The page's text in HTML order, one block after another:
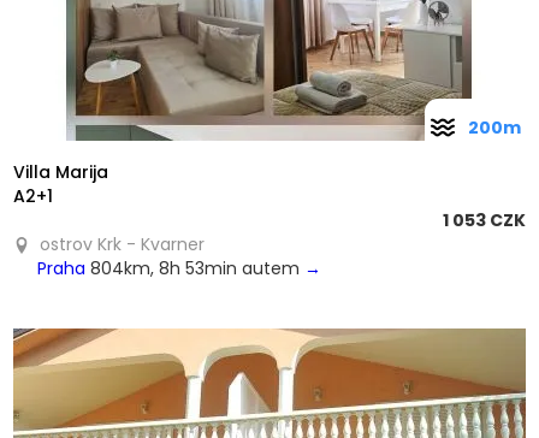
Villa Marija
A2+1
1 053 CZK
ostrov Krk - Kvarner
Praha 804km, 8h 53min autem →
200m